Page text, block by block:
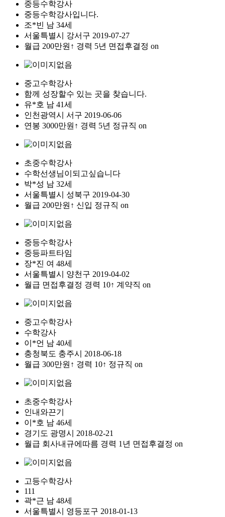
중등수학강사
중등수학강사입니다.
조*빈 남 34세
서울특별시 강서구 2019-07-27
월급 200만원↑ 경력 5년 면접후결정 on
중고수학강사
함께 성장할수 있는 곳을 찾습니다.
유*호 남 41세
인천광역시 서구 2019-06-06
연봉 3000만원↑ 경력 5년 정규직 on
초중수학강사
수학선생님이되고싶습니다
박*성 남 32세
서울특별시 성북구 2019-04-30
월급 200만원↑ 신입 정규직 on
중등수학강사
중등파트타임
장*진 여 48세
서울특별시 양천구 2019-04-02
월급 면접후결정 경력 10↑ 계약직 on
중고수학강사
수학강사
이*언 남 40세
충청북도 충주시
2018-06-18
월급 300만원↑ 경력 10↑ 정규직 on
초중수학강사
인내와끈기
이*호 남 46세
경기도 광명시
2018-02-21
월급 회사내규에따름 경력 1년 면접후결정 on
고등수학강사
111
곽*근 남 48세
서울특별시 영등포구 2018-01-13